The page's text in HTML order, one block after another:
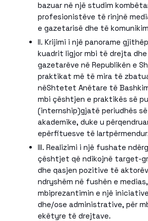
bazuar në një studim
profesionistëve të rinjnë
e gazetarisë dhe të
II. Krijimi i një panorame
kuadrit ligjor mbi të drejta
gazetarëve në Republikën e
praktikat më të mira të
nëShtetet Anëtare të
mbi çështjen e praktikës së
(internship)gjatë periudhës
akademike, duke u
epërfituesve të
III. Realizimi i një fushate
çështjet që ndikojnë target-
dhe qasjen pozitive të
ndryshëm në fushën e medias,
mbiprezantimin e një
dhe/ose administrative, për
ekëtyre të drejtave.